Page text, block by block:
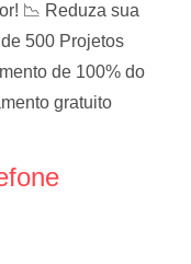
📉 Reduza sua
500 Projetos
de 100% do
gratuito